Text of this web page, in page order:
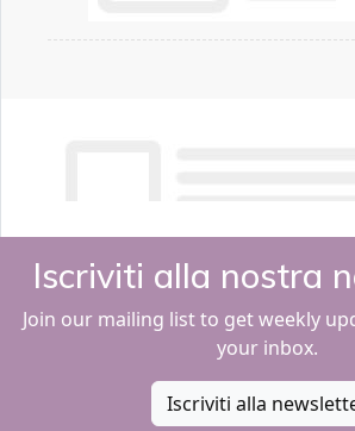
Iscriviti alla nostra
Join our mailing list to get weekly
your inbox.
Iscriviti alla